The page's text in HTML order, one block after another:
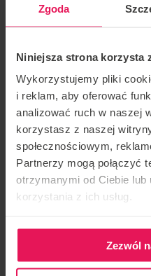
Zgoda
Niniejsza strona korzysta
Wykorzystujemy pliki
i reklam, aby oferować
analizować ruch w naszej
korzystasz z naszej
społecznościowym,
Partnerzy mogą połączyć
otrzymanymi od Ciebie
korzystania z ich usług.
Zezwól
GDZIE
CO MOŻNA ROBIĆ
POGODA NIE
Deszcz, wiatr i niska
pokrzyżować nawet
spędzić w hotelowym
przesunąć uwagę z
które dają dzieciom ruch,